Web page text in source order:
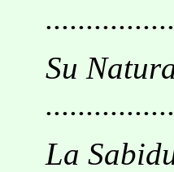
Su
La